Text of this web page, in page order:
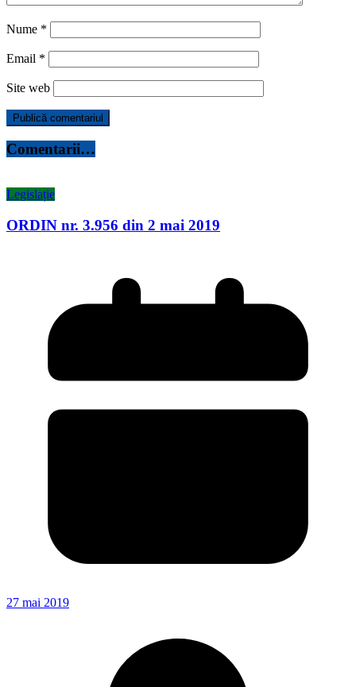
Nume *
Email *
Site web
Comentarii…
Legislație
ORDIN nr. 3.956 din 2 mai 2019
27 mai 2019